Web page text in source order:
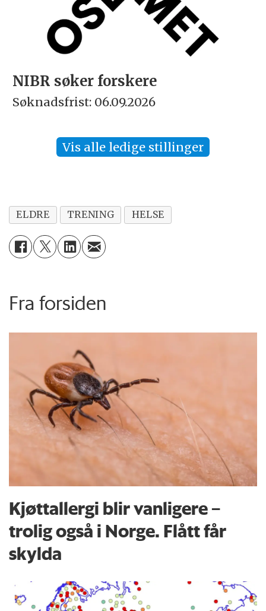
NIBR søker forskere
Søknadsfrist: 06.09.2026
Vis alle ledige stillinger
ELDRE TRENING HELSE
Fra forsiden
Kjøttallergi blir vanligere –
trolig også i Norge. Flått får
skylda